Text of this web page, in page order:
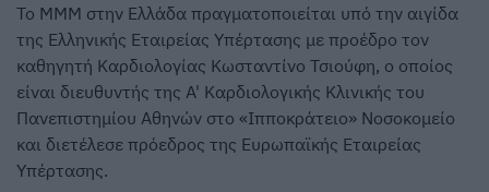
Το ΜΜΜ στην Ελλάδα πραγματοποιείται υπό την αιγίδα
της Ελληνικής Εταιρείας Υπέρτασης με προέδρο τον
καθηγητή Καρδιολογίας Κωσταντίνο Τσιούφη, ο οποίος
είναι διευθυντής της Α' Καρδιολογικής Κλινικής του
Πανεπιστημίου Αθηνών στο «Ιπποκράτειο» Νοσοκομείο
και διετέλεσε πρόεδρος της Ευρωπαϊκής Εταιρείας
Υπέρτασης.